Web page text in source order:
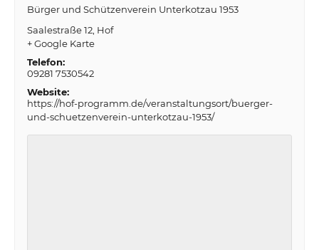
Bürger und Schützenverein Unterkotzau 1953
Saalestraße 12 Hof
+ Google Karte
Telefon:
09281 7530542
Website:
https://hof-programm.de/veranstaltungsort/buerger-
und-schuetzenverein-unterkotzau-1953/